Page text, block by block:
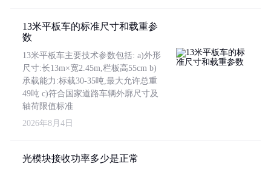
13米平板车的标准尺寸和载重参
数
13米平板车主要技术参数包括: a)外形
尺寸:长13m×宽2.45m,栏板高55cm b)
承载能力:标载30-35吨,最大允许总重
49吨 c)符合国家道路车辆外廓尺寸及
轴荷限值标准
2026年8月4日
光模块接收功率多少是正常